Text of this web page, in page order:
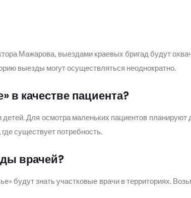
Мажарова, выездами краевых бригад будут
выезды могут осуществляться неоднократно.
в качестве пациента?
Для осмотра маленьких пациентов планируют
существует потребность.
врачей?
будут знать участковые врачи в территориях.